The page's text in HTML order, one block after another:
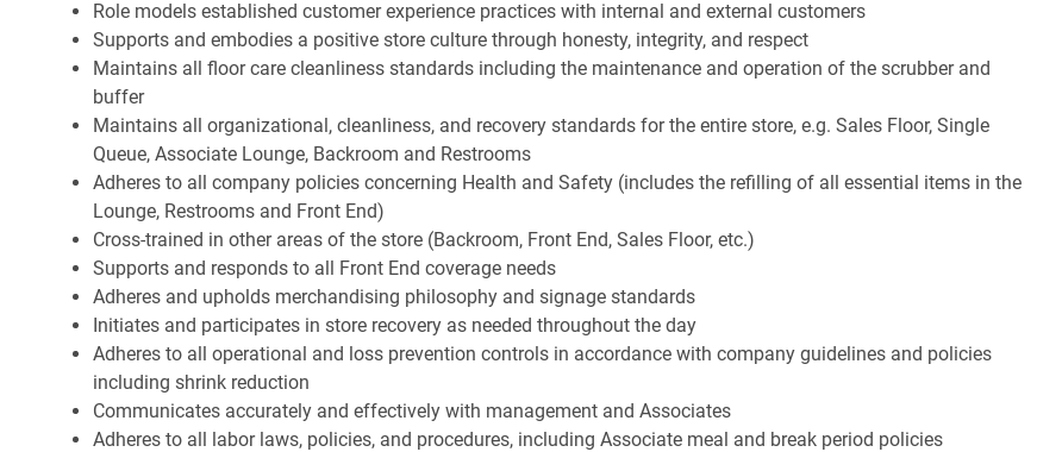
Role models established customer experience practices with internal and external customers
Supports and embodies a positive store culture through honesty, integrity, and respect
Maintains all floor care cleanliness standards including the maintenance and operation of the scrubber and
buffer
Maintains all organizational, cleanliness, and recovery standards for the entire store, e.g. Sales Floor, Single
Queue, Associate Lounge, Backroom and Restrooms
Adheres to all company policies concerning Health and Safety (includes the refilling of all essential items in the
Lounge, Restrooms and Front End)
Cross-trained in other areas of the store (Backroom, Front End, Sales Floor, etc.)
Supports and responds to all Front End coverage needs
Adheres and upholds merchandising philosophy and signage standards
Initiates and participates in store recovery as needed throughout the day
Adheres to all operational and loss prevention controls in accordance with company guidelines and policies
including shrink reduction
Communicates accurately and effectively with management and Associates
Adheres to all labor laws, policies, and procedures, including Associate meal and break period policies